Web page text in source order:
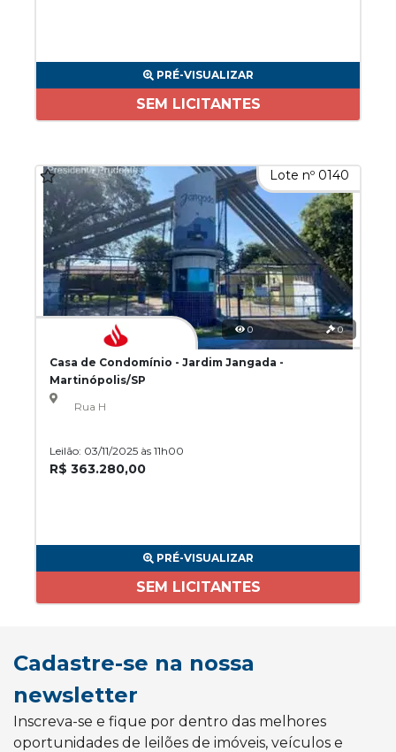
PRÉ-VISUALIZAR
SEM LICITANTES
Lote nº 0140
0 0
Casa de Condomínio - Jardim Jangada -
Martinópolis/SP
Rua H
Leilão: 03/11/2025 às 11h00
R$ 363.280,00
PRÉ-VISUALIZAR
SEM LICITANTES
Cadastre-se na nossa
newsletter
Inscreva-se e fique por dentro das melhores
oportunidades de leilões de imóveis, veículos e